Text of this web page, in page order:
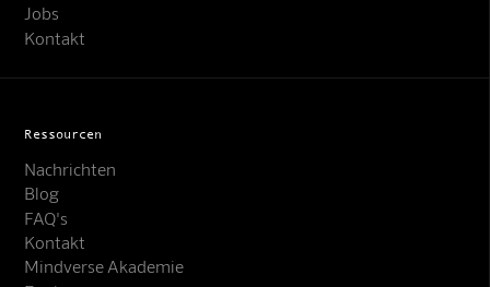
Online · KI-Assistent
Jobs
Kontakt
Ressourcen
Nachrichten
Blog
FAQ's
Kontakt
Mindverse Akademie